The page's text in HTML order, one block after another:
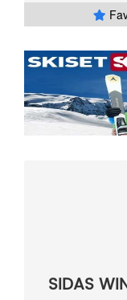
SIDAS